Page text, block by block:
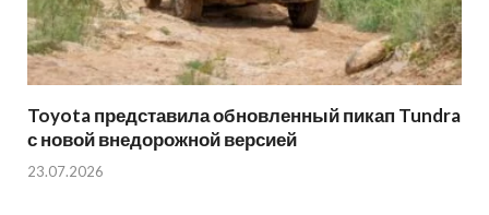
Toyota представила обновленный пикап Tundra
с новой внедорожной версией
23.07.2026